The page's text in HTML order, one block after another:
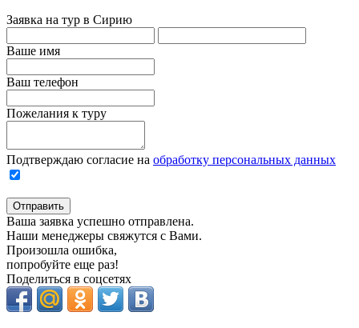
Заявка на тур в Сирию
Ваше имя
Ваш телефон
Пожелания к туру
Подтверждаю согласие на обработку персональных данных
Отправить
Ваша заявка успешно отправлена.
Наши менеджеры свяжутся с Вами.
Произошла ошибка,
попробуйте еще раз!
Поделиться в соцсетях